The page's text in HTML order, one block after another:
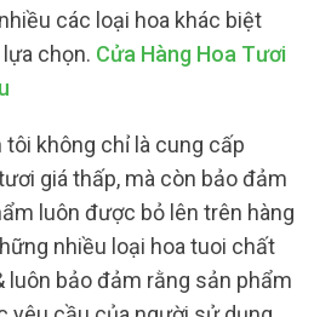
các loại hoa khác biệt
chọn. Cửa Hàng Hoa Tươi
không chỉ là cung cấp
giá thấp, mà còn bảo đảm
luôn được bỏ lên trên hàng
nhiều loại hoa tuoi chất
luôn bảo đảm rằng sản phẩm